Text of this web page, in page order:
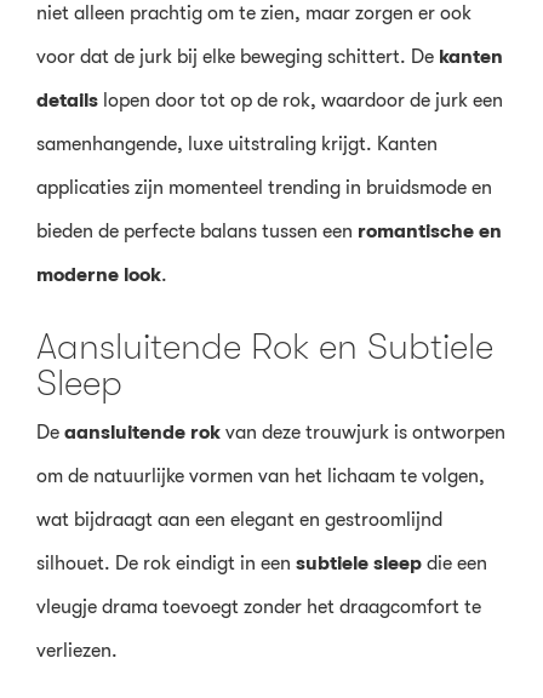
niet alleen prachtig om te zien, maar zorgen er ook
voor dat de jurk bij elke beweging schittert. De kanten
details lopen door tot op de rok, waardoor de jurk een
samenhangende, luxe uitstraling krijgt. Kanten
applicaties zijn momenteel trending in bruidsmode en
bieden de perfecte balans tussen een romantische en
moderne look.
Aansluitende Rok en Subtiele
Sleep
De aansluitende rok van deze trouwjurk is ontworpen
om de natuurlijke vormen van het lichaam te volgen,
wat bijdraagt aan een elegant en gestroomlijnd
silhouet. De rok eindigt in een subtiele sleep die een
vleugje drama toevoegt zonder het draagcomfort te
verliezen.